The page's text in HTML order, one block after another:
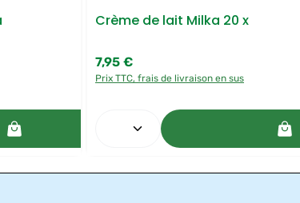
: Entrez la quantité souhaitée
Crème de lait Milka 20 x
Prix régulier :
7,95 €
Prix TTC, frais de livraison en sus
Quantité de produit :